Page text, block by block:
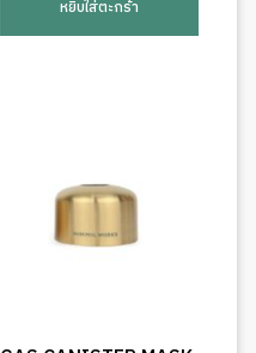
หยิบใส่ตะกร้า